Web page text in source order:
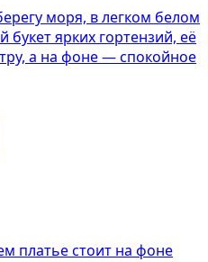
моря, в легком белом
ярких гортензий, её
а на фоне — спокойное